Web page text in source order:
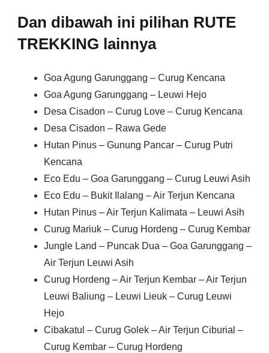
Dan dibawah ini pilihan RUTE
TREKKING lainnya
Goa Agung Garunggang – Curug Kencana
Goa Agung Garunggang – Leuwi Hejo
Desa Cisadon – Curug Love – Curug Kencana
Desa Cisadon – Rawa Gede
Hutan Pinus – Gunung Pancar – Curug Putri
Kencana
Eco Edu – Goa Garunggang – Curug Leuwi Asih
Eco Edu – Bukit Ilalang – Air Terjun Kencana
Hutan Pinus – Air Terjun Kalimata – Leuwi Asih
Curug Mariuk – Curug Hordeng – Curug Kembar
Jungle Land – Puncak Dua – Goa Garunggang –
Air Terjun Leuwi Asih
Curug Hordeng – Air Terjun Kembar – Air Terjun
Leuwi Baliung – Leuwi Lieuk – Curug Leuwi
Hejo
Cibakatul – Curug Golek – Air Terjun Ciburial –
Curug Kembar – Curug Hordeng